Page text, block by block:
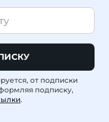
от подписки
подписку,
.